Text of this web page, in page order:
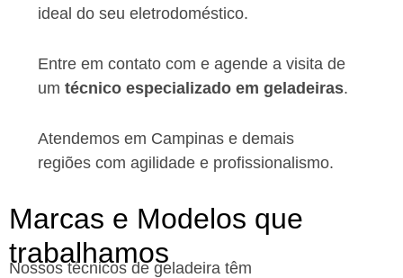
ideal do seu eletrodoméstico.
Entre em contato com e agende a visita de
umtécnico especializado em geladeiras.
Atendemos em Campinas e demais
regiões com agilidade e profissionalismo.
Marcas e Modelos que
trabalhamos
Nossos técnicos de geladeira têm